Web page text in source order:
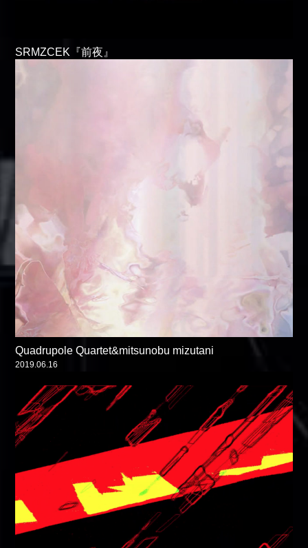
SRMZCEK『前夜』
Quadrupole Quartet&mitsunobu mizutani
2019.06.16